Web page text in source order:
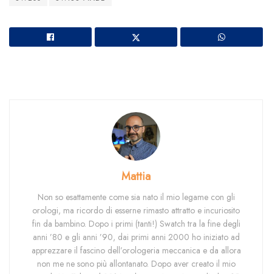
Mattia
Non so esattamente come sia nato il mio legame con gli
orologi, ma ricordo di esserne rimasto attratto e incuriosito
fin da bambino. Dopo i primi (tanti!) Swatch tra la fine degli
anni ’80 e gli anni ’90, dai primi anni 2000 ho iniziato ad
apprezzare il fascino dell’orologeria meccanica e da allora
non me ne sono più allontanato. Dopo aver creato il mio